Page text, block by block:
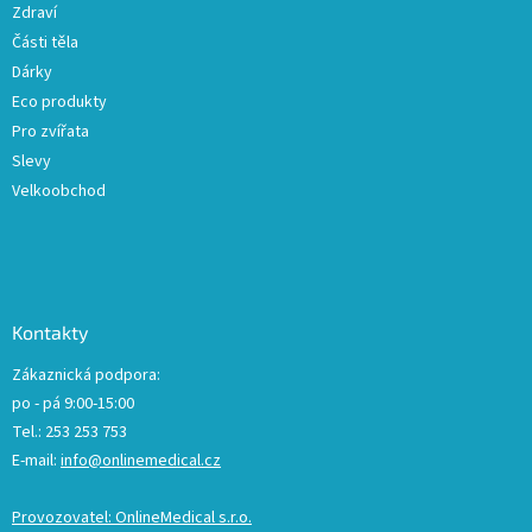
Zdraví
Části těla
Dárky
Eco produkty
Pro zvířata
Slevy
Velkoobchod
Kontakty
Zákaznická podpora:
po - pá 9:00-15:00
Tel.: 253 253 753
E-mail: info@onlinemedical.cz
Provozovatel: OnlineMedical s.r.o.